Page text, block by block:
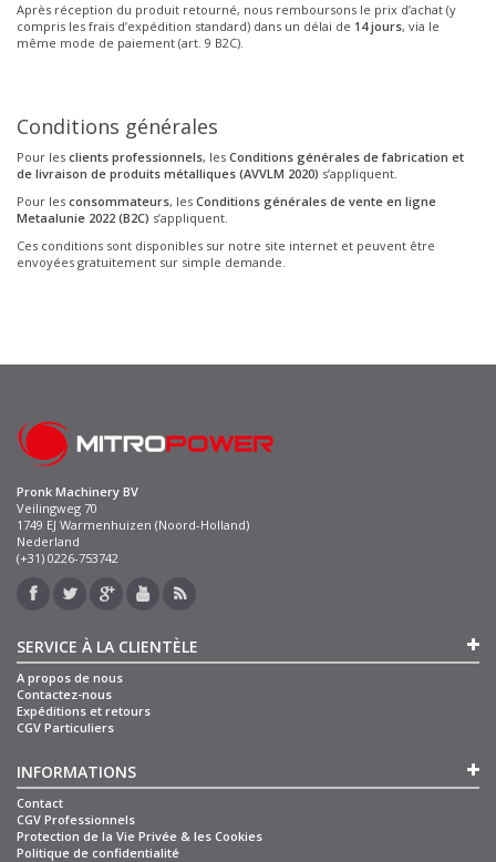
Après réception du produit retourné, nous remboursons le prix d’achat (y
compris les frais d’expédition standard) dans un délai de 14 jours, via le
même mode de paiement (art. 9 B2C).
Conditions générales
Pour les clients professionnels, les Conditions générales de fabrication et
de livraison de produits métalliques (AVVLM 2020) s’appliquent.
Pour les consommateurs, les Conditions générales de vente en ligne
Metaalunie 2022 (B2C) s’appliquent.
Ces conditions sont disponibles sur notre site internet et peuvent être
envoyées gratuitement sur simple demande.
Pronk Machinery BV
Veilingweg 70
1749 EJ Warmenhuizen (Noord-Holland)
Nederland
(+31) 0226-753742
SERVICE À LA CLIENTÈLE
A propos de nous
Contactez-nous
Expéditions et retours
CGV Particuliers
INFORMATIONS
Contact
CGV Professionnels
Protection de la Vie Privée & les Cookies
Politique de confidentialité